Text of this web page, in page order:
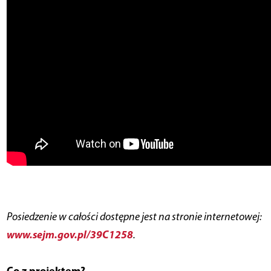
Posiedzenie w całości dostępne jest na stronie internetowej:
www.sejm.gov.pl/39C1258.